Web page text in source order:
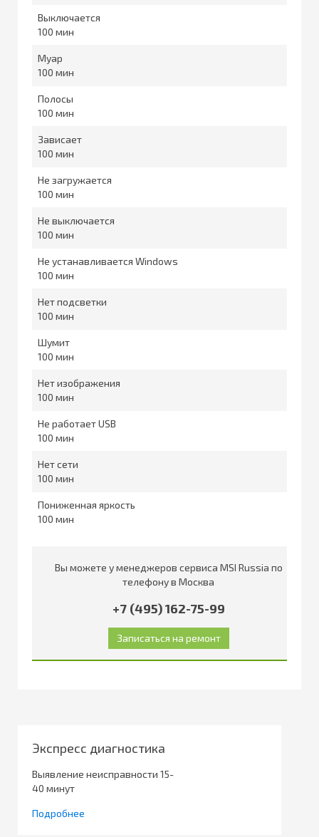
Выключается
100
Муар
100
Полосы
100
Зависает
100
Не загружается
100
Не выключается
100
Не устанавливается Windows
100
Нет подсветки
100
Шумит
100
Нет изображения
100
Не работает USB
100
Нет сети
100
Пониженная яркость
100
Вы можете у менеджеров сервиса MSI Russia по
телефону в Москва
+7 (495) 162-75-99
Экспресс диагностика
Выявление неисправности 15-
40 минут
Подробнее